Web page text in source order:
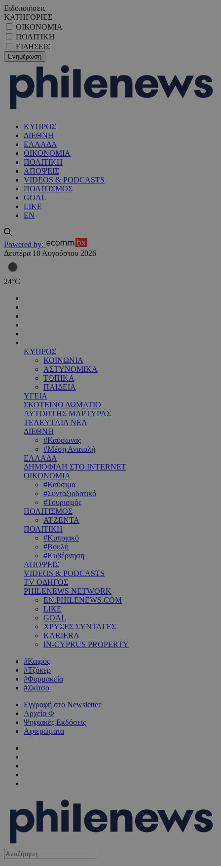
Ειδοποιήσεις
ΚΑΤΗΓΟΡΙΕΣ
ΟΙΚΟΝΟΜΙΑ
ΠΟΛΙΤΙΚΗ
ΕΙΔΗΣΕΙΣ
ΚΥΠΡΟΣ
ΔΙΕΘΝΗ
ΕΛΛΑΔΑ
ΟΙΚΟΝΟΜΙΑ
ΠΟΛΙΤΙΚΗ
ΑΠΟΨΕΙΣ
VIDEOS & PODCASTS
ΠΟΛΙΤΙΣΜΟΣ
GOAL
LIKE
EN
Powered by:
Δευτέρα 10 Αυγούστου 2026
24°C
ΚΥΠΡΟΣ
ΚΟΙΝΩΝΙΑ
ΑΣΤΥΝΟΜΙΚΑ
ΤΟΠΙΚΑ
ΠΑΙΔΕΙΑ
ΥΓΕΙΑ
ΣΚΟΤΕΙΝΟ ΔΩΜΑΤΙΟ
ΑΥΤΟΠΤΗΣ ΜΑΡΤΥΡΑΣ
ΤΕΛΕΥΤΑΙΑ ΝΕΑ
ΔΙΕΘΝΗ
#Καύσωνας
#Μέση Ανατολή
ΕΛΛΑΔΑ
ΔΗΜΟΦΙΛΗ ΣΤΟ INTERNET
ΟΙΚΟΝΟΜΙΑ
#Καύσιμα
#Συνταξιοδοτικό
#Τουρισμός
ΠΟΛΙΤΙΣΜΟΣ
ΑΤΖΕΝΤΑ
ΠΟΛΙΤΙΚΗ
#Κυπριακό
#Βουλή
#Κυβέρνηση
ΑΠΟΨΕΙΣ
VIDEOS & PODCASTS
TV ΟΔΗΓΟΣ
PHILENEWS NETWORK
EN.PHILENEWS.COM
LIKE
GOAL
ΧΡΥΣΕΣ ΣΥΝΤΑΓΕΣ
KARIERA
IN-CYPRUS PROPERTY
#Καιρός
#Τζόκερ
#Φαρμακεία
#Σκίτσο
Εγγραφή στο Newsletter
Αρχείο Φ
Ψηφιακές Εκδόσεις
Αφιερώματα